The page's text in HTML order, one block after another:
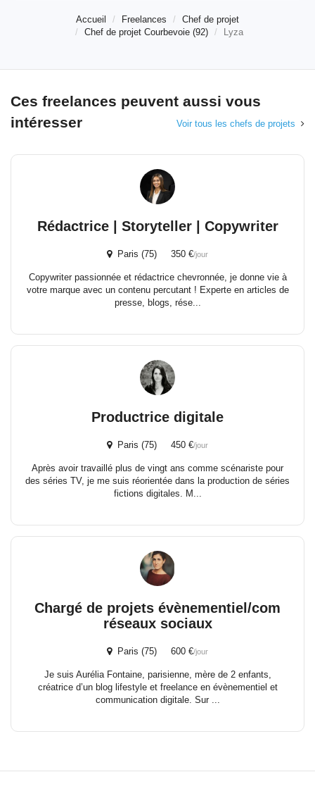
Accueil Freelances
Chef de projet
Chef de projet Courbevoie (92)
Lyza
Ces freelances peuvent aussi vous
intéresser
Voir tous les chefs de projets
Rédactrice | Storyteller | Copywriter
Paris (75) 350 €/jour
Copywriter passionnée et rédactrice chevronnée, je donne vie à
votre marque avec un contenu percutant ! Experte en articles de
presse, blogs, rése...
Productrice digitale
Paris (75) 450 €/jour
Après avoir travaillé plus de vingt ans comme scénariste pour
des séries TV, je me suis réorientée dans la production de séries
fictions digitales. M...
Chargé de projets évènementiel/com
réseaux sociaux
Paris (75) 600 €/jour
Je suis Aurélia Fontaine, parisienne, mère de 2 enfants,
créatrice d’un blog lifestyle et freelance en évènementiel et
communication digitale. Sur ...